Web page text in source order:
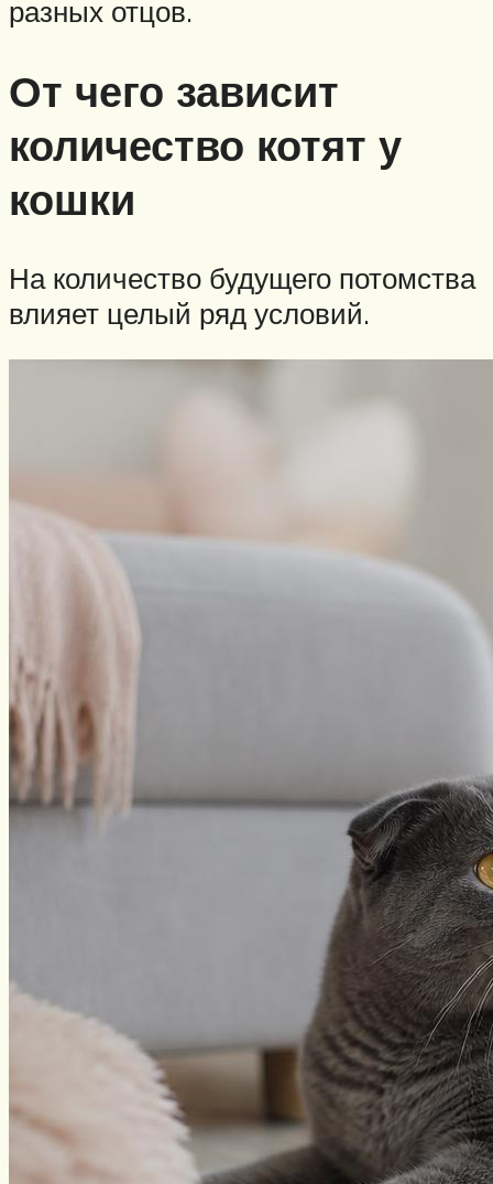
разных отцов.
От чего зависит
количество котят у
кошки
На количество будущего потомства
влияет целый ряд условий.